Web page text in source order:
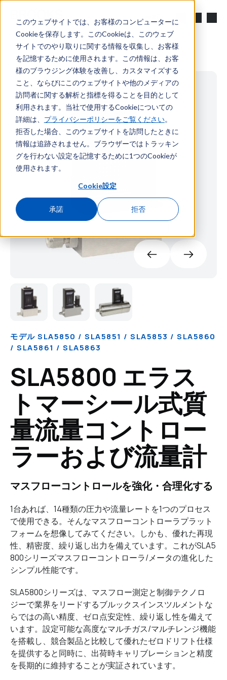
このウェブサイトでは、お客様のコンピューターに
Cookieを保存します。このCookieは、このウェブ
サイトでのやり取りに関する情報を収集し、お客様
を記憶するために使用されます。この情報は、お客
様のブラウジング体験を改善し、カスタマイズする
こと、ならびにこのウェブサイトや他のメディアの
訪問者に関する解析と指標を得ることを目的として
利用されます。当社で使用するCookieについての
詳細は、 プライバシーポリシーをご覧ください。
拒否した場合、このウェブサイトを訪問したときに
情報は追跡されません。ブラウザーではトラッキン
グを行わない設定を記憶するために1つのCookieが
使用されます。
Cookie設定
承諾 拒否
メインコンテンツへスキップ
モデル SLA5850 / SLA5851 / SLA5853 / SLA5860
/ SLA5861 / SLA5863
SLA5800 エラス
トマーシール式質
量流量コントロー
ラーおよび流量計
マスフローコントロールを強化・合理化する
1台あれば、14種類の圧力や流量レートを1つのプロセス
で使用できる。そんなマスフローコントローラプラット
フォームを想像してみてください。しかも、優れた再現
性、精密度、繰り返し出力を備えています。これがSLA5
800シリーズマスフローコントローラ/メータの進化した
シンプル性能です。
SLA5800シリーズは、マスフロー測定と制御テクノロ
ジーで業界をリードするブルックスインスツルメントな
らではの高い精度、ゼロ点安定性、繰り返し性を備えて
います。設定可能な高度なマルチガス/マルチレンジ機能
を搭載し、競合製品と比較して優れたゼロドリフト仕様
を提供すると同時に、出荷時キャリブレーションと精度
を長期的に維持することが実証されています。